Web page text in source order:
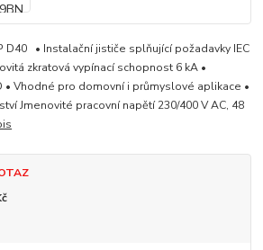
D40 • Instalační jističe splňující požadavky IEC
zkratová vypínací schopnost 6 kA •
• Vhodné pro domovní i průmyslové aplikace •
Jmenovité pracovní napětí 230/400 V AC, 48